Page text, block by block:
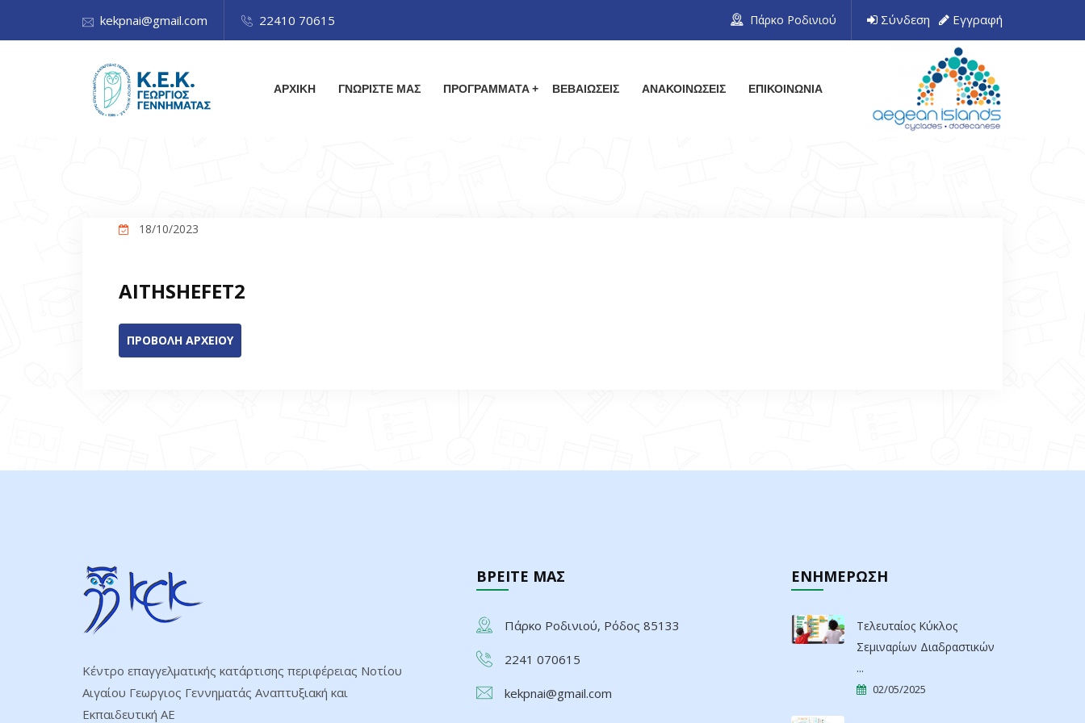
kekpnai@gmail.com 22410 70615 Πάρκο Ροδινιού Σύνδεση Εγγραφή
ΑΡΧΙΚΗ ΓΝΩΡΙΣΤΕ ΜΑΣ ΠΡΟΓΡΑΜΜΑΤΑ ΒΕΒΑΙΩΣΕΙΣ ΑΝΑΚΟΙΝΩΣΕΙΣ ΕΠΙΚΟΙΝΩΝΙΑ
18/10/2023
AITHSHEFET2
ΠΡΟΒΟΛΗ ΑΡΧΕΙΟΥ
Κέντρο επαγγελματικής κατάρτισης περιφέρειας Νοτίου
Αιγαίου Γεωργιος Γεννηματάς Αναπτυξιακή και
Εκπαιδευτική ΑΕ
ΒΡΕΙΤΕ ΜΑΣ
Πάρκο Ροδινιού, Ρόδος 85133
2241 070615
kekpnai@gmail.com
ΕΝΗΜΕΡΩΣΗ
Τελευταίος Κύκλος
Σεμιναρίων Διαδραστικών
...
02/05/2025